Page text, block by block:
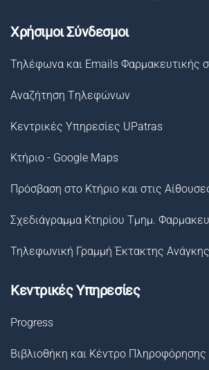
Χρήσιμοι Σύνδεσμοι
Τηλέφωνα και Emails Φαρμακευτικής
Αναζήτηση Tηλεφώνων
Κεντρικές Υπηρεσίες UPatras
Κτήριο - Google Maps
Πρόσβαση στο Κτήριο και στις
Σχεδιάγραμμα Κτηρίου Τμημ.
Τηλεφωνική Γραμμή Έκτακτης
Κεντρικές Υπηρεσίες
Progress
Βιβλιοθήκη και Κέντρο Πληροφόρησης